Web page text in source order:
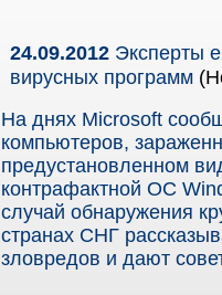
24.09.2012 Эксперты
вирусных программ
На днях Microsoft
компьютеров,
предустановленном
контрафактной ОС
случай обнаружения
странах СНГ
зловредов и дают